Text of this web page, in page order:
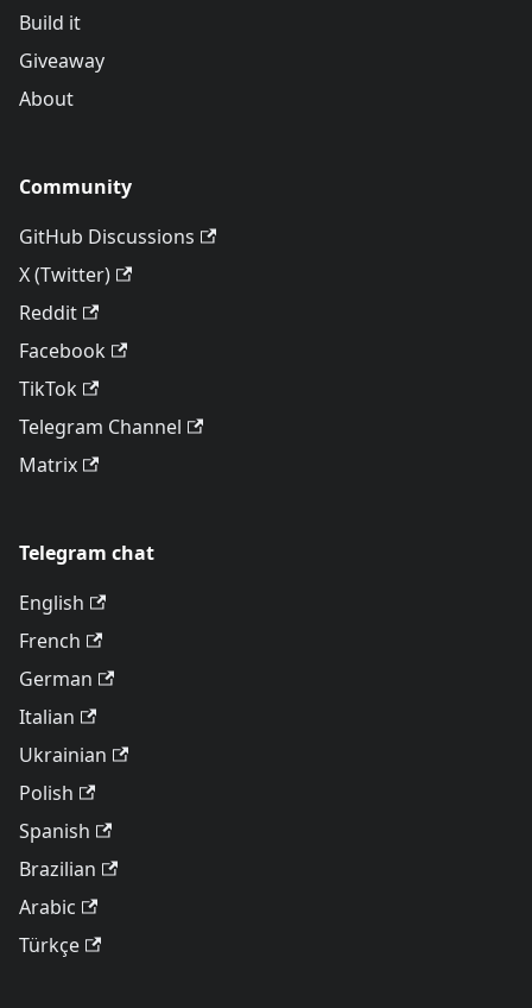
Build it
Giveaway
About
Community
GitHub Discussions
X (Twitter)
Reddit
Facebook
TikTok
Telegram Channel
Matrix
Telegram chat
English
French
German
Italian
Ukrainian
Polish
Spanish
Brazilian
Arabic
Türkçe